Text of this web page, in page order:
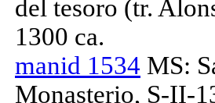
del tesoro (tr.
1300 ca.
manid 1534 MS:
Monasterio, S-II-